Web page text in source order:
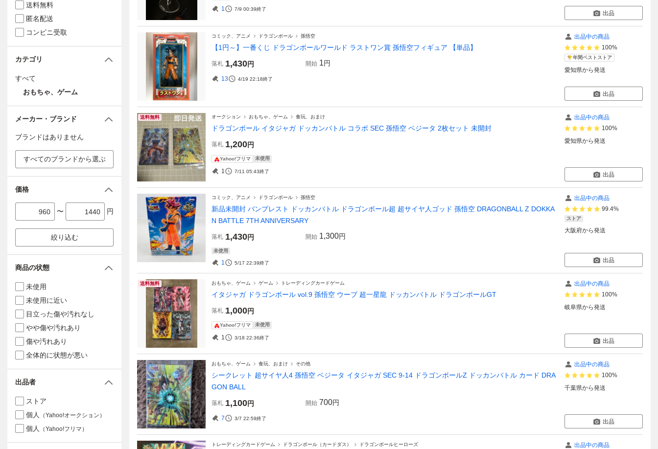
1 7/9 00:39終了
出品
コミック、アニメ ドラゴンボール 孫悟空
【1円～】一番くじ ドラゴンボールワールド ラストワン賞 孫悟空フィギュア 【単品】
落札 1,430円 開始 1円
13 4/19 22:18終了
出品中の商品
100%
年間ベストストア
愛知県から発送
出品
送料無料 オークション おもちゃ、ゲーム 食玩、おまけ
ドラゴンボール イタジャガ ドッカンバトル コラボ SEC 孫悟空 ベジータ 2枚セット 未開封
落札 1,200円
Yahoo!フリマ 未使用
1 7/11 05:43終了
出品中の商品
100%
愛知県から発送
出品
コミック、アニメ ドラゴンボール 孫悟空
新品未開封 バンプレスト ドッカンバトル ドラゴンボール超 超サイヤ人ゴッド 孫悟空 DRAGONBALL Z DOKKA
N BATTLE 7TH ANNIVERSARY
落札 1,430円 開始 1,300円
未使用
1 5/17 22:39終了
出品中の商品
99.4%
ストア
大阪府から発送
出品
送料無料 おもちゃ、ゲーム ゲーム トレーディングカードゲーム
イタジャガ ドラゴンボール vol.9 孫悟空 ウーブ 超一星龍 ドッカンバトル ドラゴンボールGT
落札 1,000円
Yahoo!フリマ 未使用
1 3/18 22:36終了
出品中の商品
100%
岐阜県から発送
出品
おもちゃ、ゲーム 食玩、おまけ その他
シークレット 超サイヤ人4 孫悟空 ベジータ イタジャガ SEC 9-14 ドラゴンボールZ ドッカンバトル カード DRA
GON BALL
落札 1,100円 開始 700円
7 3/7 22:59終了
出品中の商品
100%
千葉県から発送
出品
トレーディングカードゲーム ドラゴンボール（カードダス） ドラゴンボールヒーローズ
出品中の商品
送料無料
匿名配送
コンビニ受取
カテゴリ
すべて
おもちゃ、ゲーム
メーカー・ブランド
ブランドはありません
すべてのブランドから選ぶ
価格
〜 円
絞り込む
商品の状態
未使用
未使用に近い
目立った傷や汚れなし
やや傷や汚れあり
傷や汚れあり
全体的に状態が悪い
出品者
ストア
個人
（Yahoo!オークション）
個人 （Yahoo!フリマ）